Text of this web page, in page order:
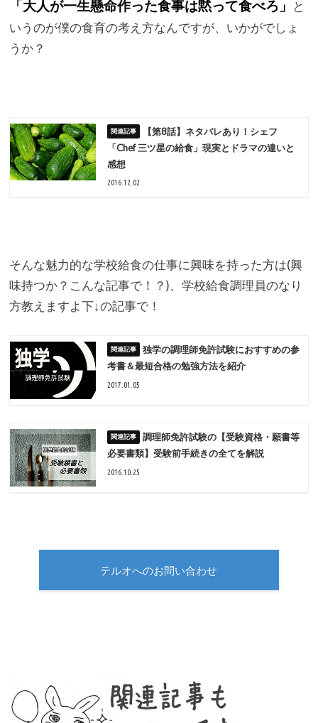
「大人が一生懸命作った食事は黙って食べろ」
と
いうのが僕の食育の考え方なんですが、いかがでしょ
うか？
【第8話】ネタバレあり！シェフ
「Chef 三ツ星の給食」現実とドラマの違いと
感想
2016.12.02
そんな魅力的な学校給食の仕事に興味を持った方は(興
味持つか？ こんな記事で！？)、学校給食調理員のなり
方教えますよ下↓の記事で！
独学の調理師免許試験におすすめの参
考書＆最短合格の勉強方法を紹介
2017.01.05
調理師免許試験の【受験資格・願書等
必要書類】受験前手続きの全てを解説
2016.10.25
テルオへのお問い合わせ